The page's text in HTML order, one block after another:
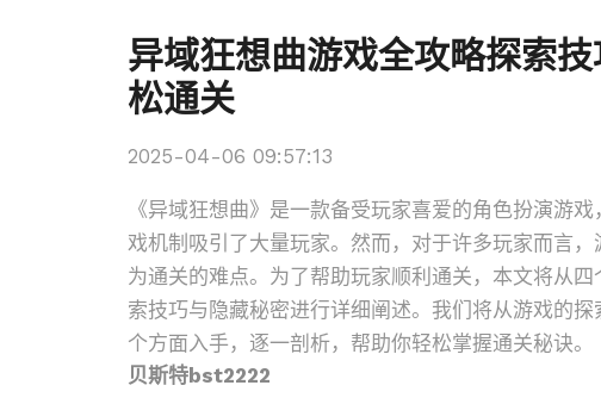
异域狂想曲游戏全攻略探索
松通关
2025-04-06 09:57:13
《异域狂想曲》是一款备受玩家喜爱的角色扮演游
戏机制吸引了大量玩家。然而，对于许多玩家而言
为通关的难点。为了帮助玩家顺利通关，本文将从
索技巧与隐藏秘密进行详细阐述。我们将从游戏的
个方面入手，逐一剖析，帮助你轻松掌握通关秘诀。
贝斯特bst2222